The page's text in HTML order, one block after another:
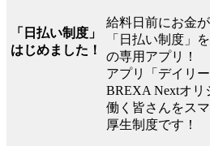
「日払い制度」
はじめました！
給料日前にお金が
「日払い制度」
の専用アプリ！
アプリ「デイリ
BREXA Nextオリ
働く皆さんをス
厚生制度です！